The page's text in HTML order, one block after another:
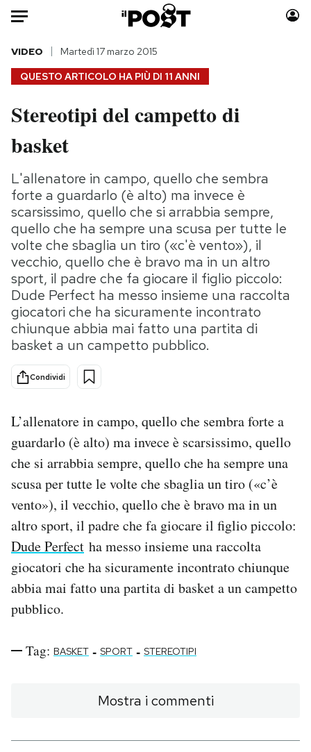
HOME
Italia
Politica
Tecnologia
Internet
Scienza
Cultura
Economia
Sport
Moda
Storie/Idee
Ok Boomer!
Media
Europa
Altrecose
Mondiali calcio 2026
PODCAST
NEWSLETTER
I MIEI PREFERITI
CALENDARIO
AREA PERSONALE
Area Personale
Newsletter
Regala il Post
QUESTO ARTICOLO HA PIÙ DI 11 ANNI
VIDEO Martedì 17 marzo 2015
Stereotipi del campetto di
basket
L'allenatore in campo, quello che sembra
forte a guardarlo (è alto) ma invece è
scarsissimo, quello che si arrabbia sempre,
quello che ha sempre una scusa per tutte le
volte che sbaglia un tiro («c'è vento»), il
vecchio, quello che è bravo ma in un altro
sport, il padre che fa giocare il figlio piccolo:
Dude Perfect ha messo insieme una raccolta
giocatori che ha sicuramente incontrato
chiunque abbia mai fatto una partita di
basket a un campetto pubblico.
Condividi
L’allenatore in campo, quello che sembra forte a
guardarlo (è alto) ma invece è scarsissimo, quello
che si arrabbia sempre, quello che ha sempre una
scusa per tutte le volte che sbaglia un tiro («c’è
vento»), il vecchio, quello che è bravo ma in un
altro sport, il padre che fa giocare il figlio piccolo:
Dude Perfect ha messo insieme una raccolta
giocatori che ha sicuramente incontrato chiunque
abbia mai fatto una partita di basket a un campetto
pubblico.
Tag: BASKET - SPORT - STEREOTIPI
Mostra i commenti